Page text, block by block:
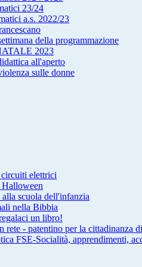
23/24
a.s. 2022/23
della programmazione
2023
all'aperto
sulle donne
elettrici
scuola dell'infanzia
nella Bibbia
un libro!
rete - patentino per la cittadinanza
FSE-Socialità, apprendimenti,